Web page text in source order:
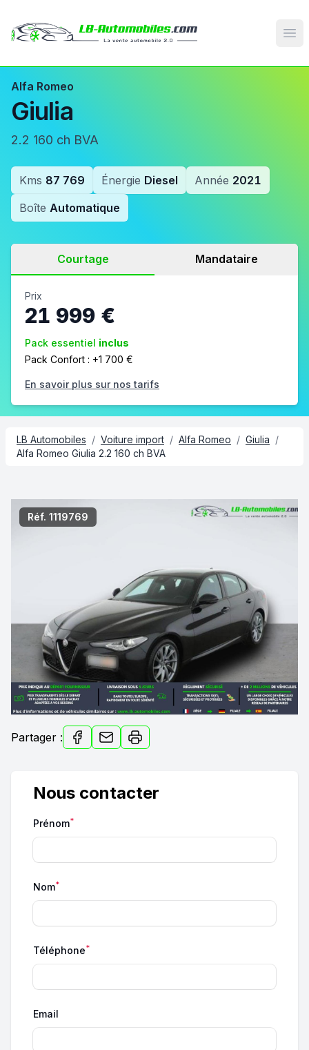
Alfa Romeo
Giulia
2.2 160 ch BVA
Kms 87 769 Énergie Diesel Année 2021
Boîte Automatique
Courtage Mandataire
Prix
21 999 €
Pack essentiel inclus
Pack Confort : +1 700 €
En savoir plus sur nos tarifs
LB Automobiles / Voiture import / Alfa Romeo / Giulia /
Alfa Romeo Giulia 2.2 160 ch BVA
Réf. 1119769
Partager :
Nous contacter
Prénom*
Nom*
Téléphone*
Email